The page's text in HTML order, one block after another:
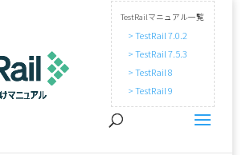
TestRailマニュアル一覧
> TestRail 7.0.2
> TestRail 7.5.3
> TestRail 8
> TestRail 9